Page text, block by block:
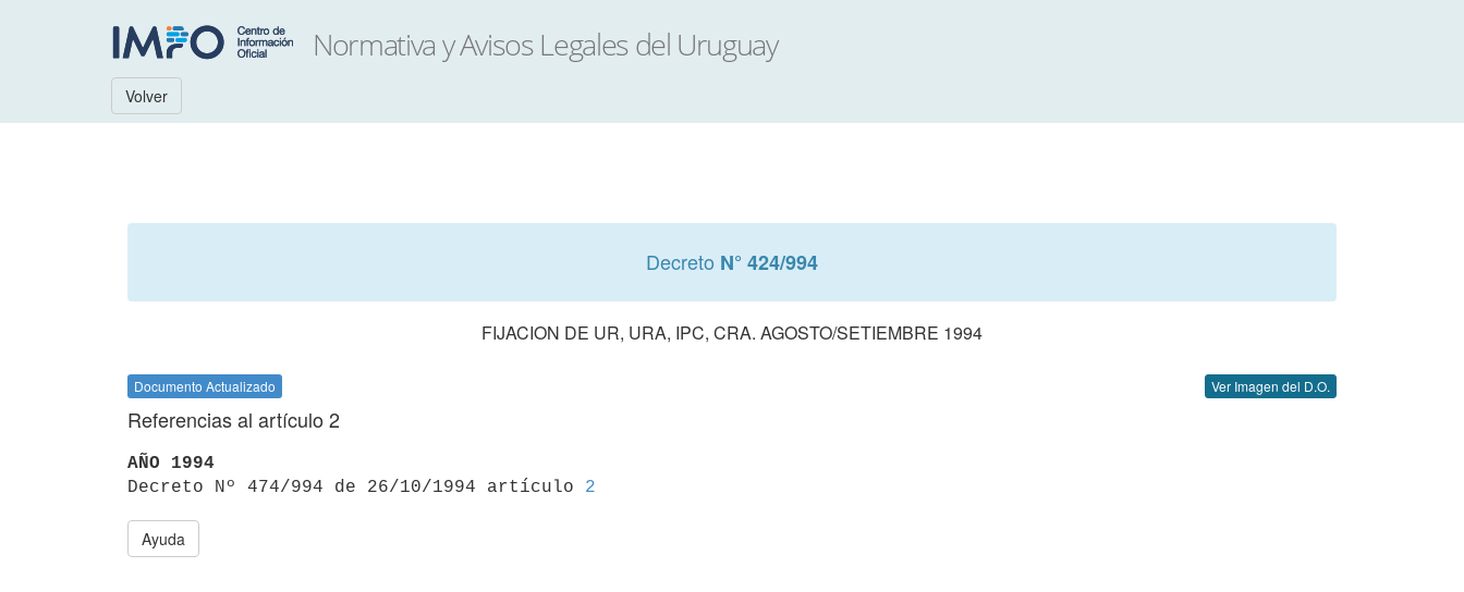
Volver
Decreto N° 424/994
FIJACION DE UR, URA, IPC, CRA. AGOSTO/SETIEMBRE 1994
Documento Actualizado Ver Imagen del D.O.
Referencias al artículo 2
AÑO 1994
Decreto Nº 474/994 de 26/10/1994 artículo 2
Ayuda